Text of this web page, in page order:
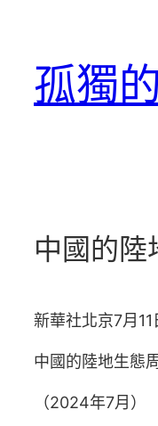
孤獨
中國的陸
新華社北京7月
中國的陸地生態
（2024年7月）